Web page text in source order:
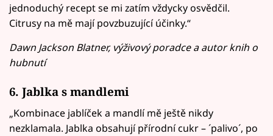
jednoduchý recept se mi zatím vždycky osvědčil.
Citrusy na mě mají povzbuzující účinky.“
Dawn Jackson Blatner, výživový poradce a autor knih o
hubnutí
6. Jablka s mandlemi
„Kombinace jablíček a mandlí mě ještě nikdy
nezklamala. Jablka obsahují přírodní cukr – ´palivo´, po